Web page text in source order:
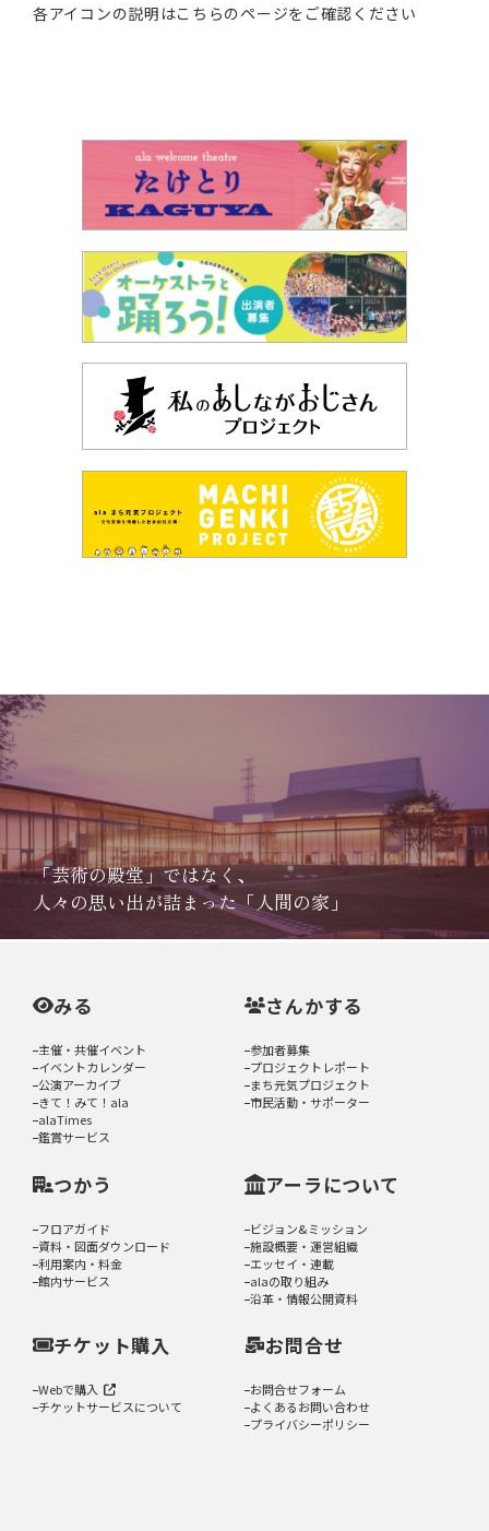
各アイコンの説明はこちらのページをご確認ください
「芸術の殿堂」ではなく、
人々の思い出が詰まった「人間の家」
みる
主催・共催イベント
イベントカレンダー
公演アーカイブ
きて！みて！ala
alaTimes
鑑賞サービス
さんかする
参加者募集
プロジェクトレポート
まち元気プロジェクト
市民活動・サポーター
つかう
フロアガイド
資料・図面ダウンロード
利用案内・料金
館内サービス
アーラについて
ビジョン&ミッション
施設概要・運営組織
エッセイ・連載
alaの取り組み
沿革・情報公開資料
チケット購入
Webで購入
チケットサービスについて
お問合せ
お問合せフォーム
よくあるお問い合わせ
プライバシーポリシー